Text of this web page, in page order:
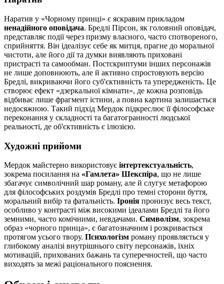
Наратив у «Чорному принці» є яскравим прикладом
ненадійного оповідача. Бредлі Пірсон, як головний оповідач,
представляє події через призму власного, часто спотвореного,
сприйняття. Він ідеалізує себе як митця, прагне до моральної
чистоти, але його дії та думки виявляють приховані
пристрасті та самообман. Постскриптуми інших персонажів
не лише доповнюють, але й активно спростовують версію
Бредлі, викриваючи його суб'єктивність та упередженість. Це
створює ефект «дзеркальної кімнати», де кожна розповідь
відбиває лише фрагмент істини, а повна картина залишається
недосяжною. Такий підхід Мердок підкреслює її філософське
переконання у складності та багатогранності людської
реальності, де об'єктивність є ілюзією.
Художні прийоми
Мердок майстерно використовує інтертекстуальність,
зокрема посилання на «Гамлета» Шекспіра, що не лише
збагачує символічний шар роману, але й слугує метафорою
для філософських роздумів Бредлі про темні сторони буття,
моральний вибір та фатальність. Іронія пронизує весь текст,
особливо у контрасті між високими ідеалами Бредлі та його
земними, часто комічними, невдачами. Символізм, зокрема
образ «чорного принца», є багатозначним і розкривається
протягом усього твору. Психологізм роману проявляється у
глибокому аналізі внутрішнього світу персонажів, їхніх
мотивацій, прихованих бажань та суперечностей, що часто
виходять за межі раціонального пояснення.